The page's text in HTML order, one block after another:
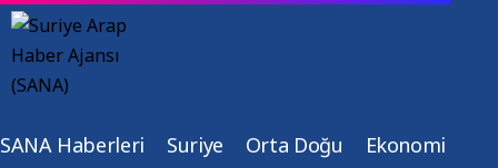
SANA Haberleri Suriye Orta Doğu Ekonomi